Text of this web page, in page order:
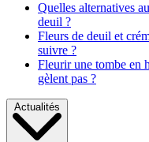
Quelles alternatives
deuil ?
Fleurs de deuil et
suivre ?
Fleurir une tombe en
gèlent pas ?
Actualités